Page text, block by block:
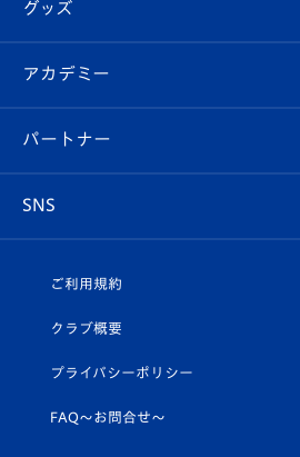
チケット
イベント
メディア
ホームタウン
スタッフプロフィール
マスコット紹介
平和祈念活動
Revive Team
ヴィヴィくんの長崎おもてなしガイド
フォトギャラリー
スタジアムグルメ
V-LOVERS（ファンクラブ）
プレイヤーズスイート
グッズ
オンラインショップ
店舗情報
アカデミー
育成からのお知らせ
U-18
スクール
パートナー
SNS
ヴィヴィくんインスタグラム
公式LINE＠
ご利用規約
クラブ概要
プライバシーポリシー
FAQ〜お問合せ〜